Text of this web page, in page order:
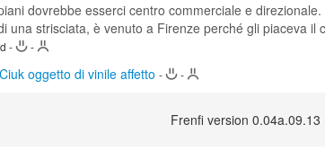
dovrebbe esserci centro commerciale e
una strisciata, è venuto a Firenze perché gli piaceva il
- -
Ciuk oggetto di vinile affetto - -
Frenfi version 0.04a.09.13